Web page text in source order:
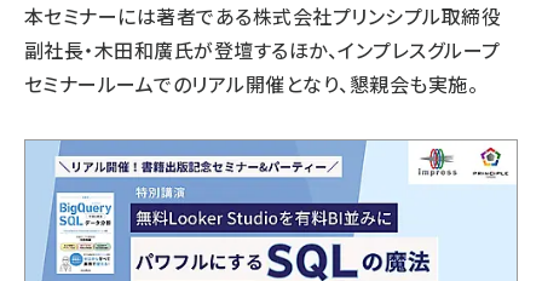
本セミナーには著者である株式会社プリンシプル取締役
副社長・木田和廣氏が登壇するほか、インプレスグループ
セミナールームでのリアル開催となり、懇親会も実施。